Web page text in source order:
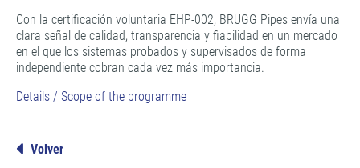
Con la certificación voluntaria EHP-002, BRUGG Pipes envía una
clara señal de calidad, transparencia y fiabilidad en un mercado
en el que los sistemas probados y supervisados de forma
independiente cobran cada vez más importancia.
Details / Scope of the programme
Volver